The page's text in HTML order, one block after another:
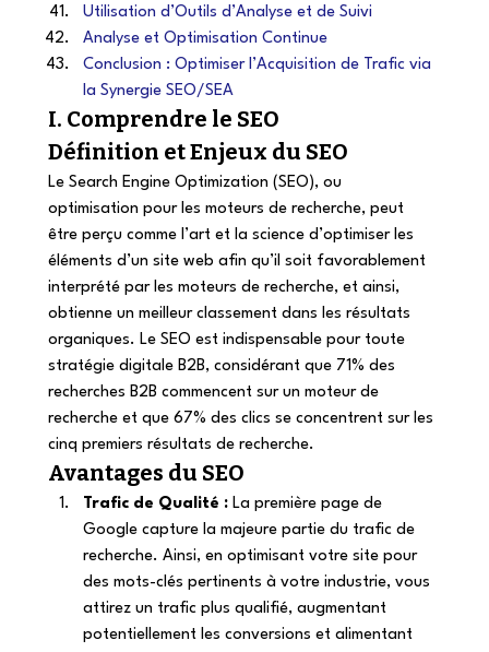
Utilisation d’Outils d’Analyse et de Suivi
Analyse et Optimisation Continue
Conclusion : Optimiser l’Acquisition de Trafic via
la Synergie SEO/SEA
I. Comprendre le SEO
Définition et Enjeux du SEO
Le Search Engine Optimization (SEO), ou
optimisation pour les moteurs de recherche, peut
être perçu comme l’art et la science d’optimiser les
éléments d’un site web afin qu’il soit favorablement
interprété par les moteurs de recherche, et ainsi,
obtienne un meilleur classement dans les résultats
organiques. Le SEO est indispensable pour toute
stratégie digitale B2B, considérant que 71% des
recherches B2B commencent sur un moteur de
recherche et que 67% des clics se concentrent sur les
cinq premiers résultats de recherche.
Avantages du SEO
Trafic de Qualité : La première page de
Google capture la majeure partie du trafic de
recherche. Ainsi, en optimisant votre site pour
des mots-clés pertinents à votre industrie, vous
attirez un trafic plus qualifié, augmentant
potentiellement les conversions et alimentant